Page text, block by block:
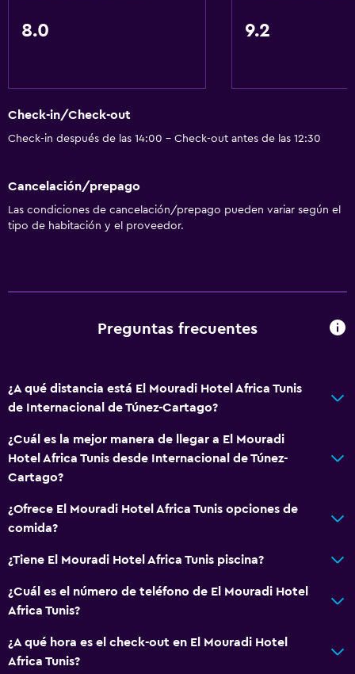
8.0 9.2
Check-in/Check-out
Check-in después de las 14:00 - Check-out antes de las 12:30
Cancelación/prepago
Las condiciones de cancelación/prepago pueden variar según el
tipo de habitación y el proveedor.
Preguntas frecuentes
¿A qué distancia está El Mouradi Hotel Africa Tunis
de Internacional de Túnez-Cartago?
¿Cuál es la mejor manera de llegar a El Mouradi
Hotel Africa Tunis desde Internacional de Túnez-
Cartago?
¿Ofrece El Mouradi Hotel Africa Tunis opciones de
comida?
¿Tiene El Mouradi Hotel Africa Tunis piscina?
¿Cuál es el número de teléfono de El Mouradi Hotel
Africa Tunis?
¿A qué hora es el check-out en El Mouradi Hotel
Africa Tunis?